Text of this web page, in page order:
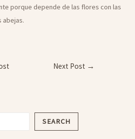
porque depende de las flores con las
abejas.
Next Post →
SEARCH